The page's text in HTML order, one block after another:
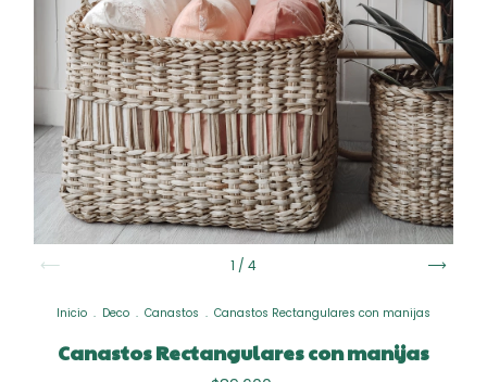
1 / 4
Inicio . Deco . Canastos . Canastos Rectangulares con manijas
Canastos Rectangulares con manijas